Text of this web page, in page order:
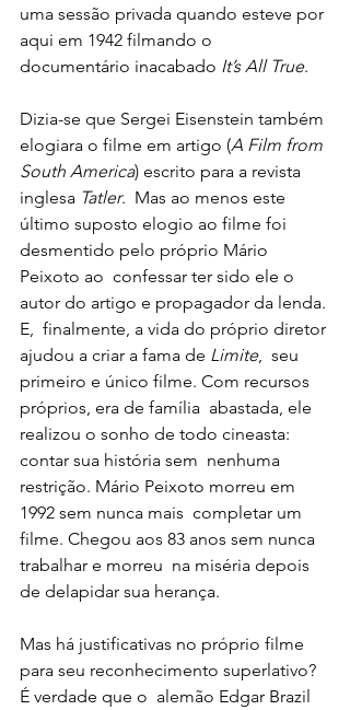
uma sessão privada quando esteve por
aqui em 1942 filmando o
documentário inacabado It’s All True.
Dizia-se que Sergei Eisenstein também
elogiara o filme em artigo (A Film from
South America) escrito para a revista
inglesa Tatler.  Mas ao menos este
último suposto elogio ao filme foi
desmentido pelo próprio Mário
Peixoto ao  confessar ter sido ele o
autor do artigo e propagador da lenda.
E,  finalmente, a vida do próprio diretor
ajudou a criar a fama de Limite,  seu
primeiro e único filme. Com recursos
próprios, era de família  abastada, ele
realizou o sonho de todo cineasta:
contar sua história sem  nenhuma
restrição. Mário Peixoto morreu em
1992 sem nunca mais  completar um
filme. Chegou aos 83 anos sem nunca
trabalhar e morreu  na miséria depois
de delapidar sua herança.
Mas há justificativas no próprio filme
para seu reconhecimento superlativo?
É verdade que o  alemão Edgar Brazil